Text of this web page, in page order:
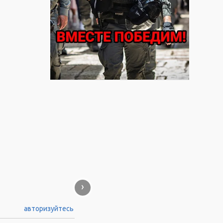
›
авторизуйтесь